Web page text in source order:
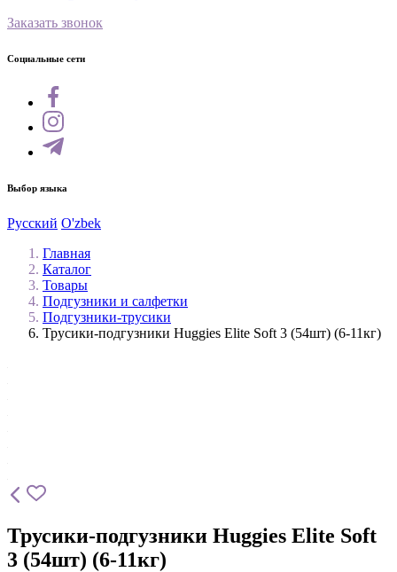
Заказать звонок
Социальные сети
Выбор языка
Русский O'zbek
Главная
Каталог
Товары
Подгузники и салфетки
Подгузники-трусики
Трусики-подгузники Huggies Elite Soft 3 (54шт) (6-11кг)
Трусики-подгузники Huggies Elite Soft
3 (54шт) (6-11кг)